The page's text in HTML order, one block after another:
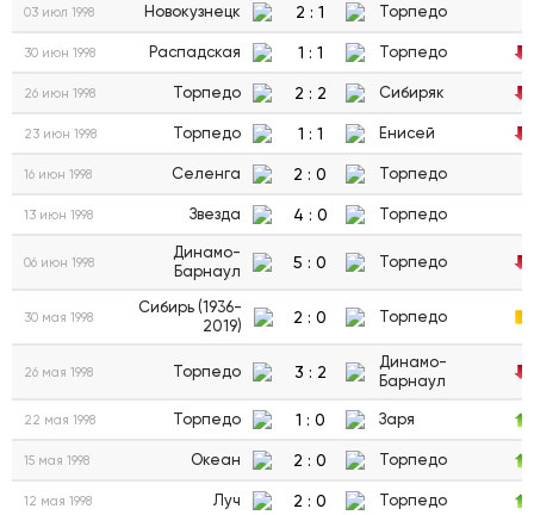
03 июл 1998 Новокузнецк 2 : 1 Торпедо
30 июн 1998 Распадская 1 : 1 Торпедо
26 июн 1998 Торпедо 2 : 2 Сибиряк
23 июн 1998 Торпедо 1 : 1 Енисей
16 июн 1998 Селенга 2 : 0 Торпедо
13 июн 1998 Звезда 4 : 0 Торпедо
06 июн 1998
Динамо-
Барнаул
5 : 0 Торпедо
30 мая 1998
Сибирь (1936-
2019)
2 : 0 Торпедо
26 мая 1998 Торпедо 3 : 2
Динамо-
Барнаул
22 мая 1998 Торпедо 1 : 0 Заря
15 мая 1998 Океан 2 : 0 Торпедо
12 мая 1998 Луч 2 : 0 Торпедо